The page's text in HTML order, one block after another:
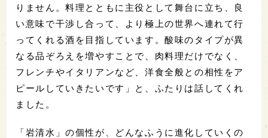
りません。料理とともに主役として舞台に立ち、良
い意味で干渉し合って、より極上の世界へ連れて行
ってくれる酒を目指しています。酸味のタイプが異
なる品ぞろえを増やすことで、肉料理だけでなく、
フレンチやイタリアンなど、洋食全般との相性をア
ピールしていきたいです」と、ふたりは話してくれ
ました。
「岩清水」の個性が、どんなふうに進化していくの